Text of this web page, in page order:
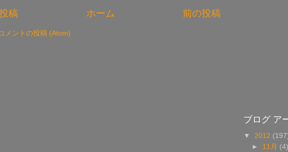
稿 前の投稿
ホーム
メントの投稿 (Atom)
ブログ ア
▼ 2012
► 11月 (4)